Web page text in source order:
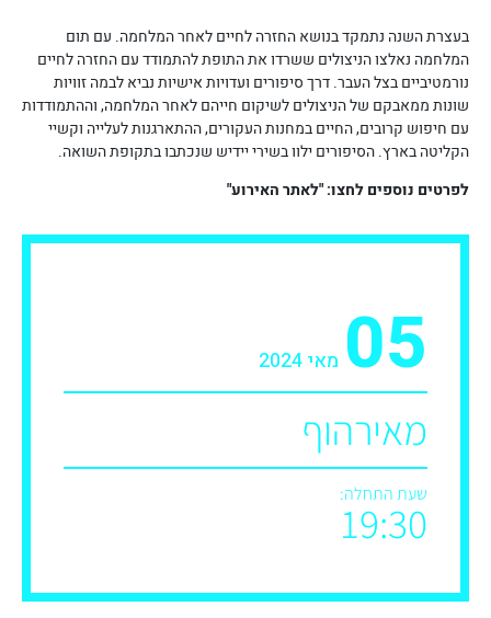
בעצרת השנה נתמקד בנושא החזרה לחיים לאחר המלחמה. עם תום
המלחמה נאלצו הניצולים ששרדו את התופת להתמודד עם החזרה לחיים
נורמטיביים בצל העבר. דרך סיפורים ועדויות אישיות נביא לבמה זוויות
שונות ממאבקם של הניצולים לשיקום חייהם לאחר המלחמה, וההתמודדות
עם חיפוש קרובים, החיים במחנות העקורים, ההתארגנות לעלייה וקשיי
הקליטה בארץ. הסיפורים ילוו בשירי יידיש שנכתבו בתקופת השואה.
לפרטים נוספים לחצו: "לאתר האירוע"
05 מאי 2024
מאירהוף
שעת התחלה:
19:30